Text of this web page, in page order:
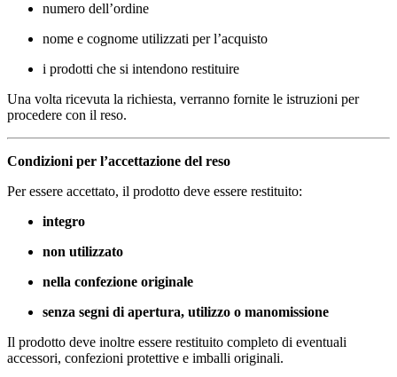
numero dell’ordine
nome e cognome utilizzati per l’acquisto
i prodotti che si intendono restituire
Una volta ricevuta la richiesta, verranno fornite le istruzioni per
procedere con il reso.
Condizioni per l’accettazione del reso
Per essere accettato, il prodotto deve essere restituito:
integro
non utilizzato
nella confezione originale
senza segni di apertura, utilizzo o manomissione
Il prodotto deve inoltre essere restituito completo di eventuali
accessori, confezioni protettive e imballi originali.